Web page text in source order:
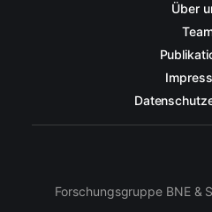
Über
Forschungsgruppe BNE &